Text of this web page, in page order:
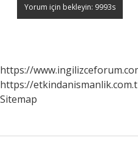
https://
https://
Sitemap